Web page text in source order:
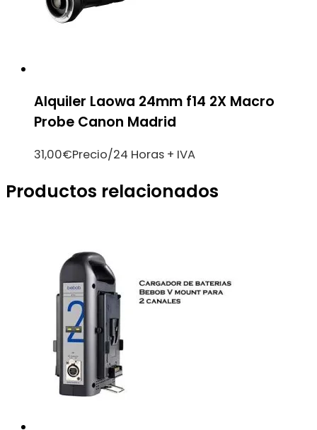
Alquiler Laowa 24mm f14 2X Macro
Probe Canon Madrid
31,00€Precio/24 Horas + IVA
Productos relacionados